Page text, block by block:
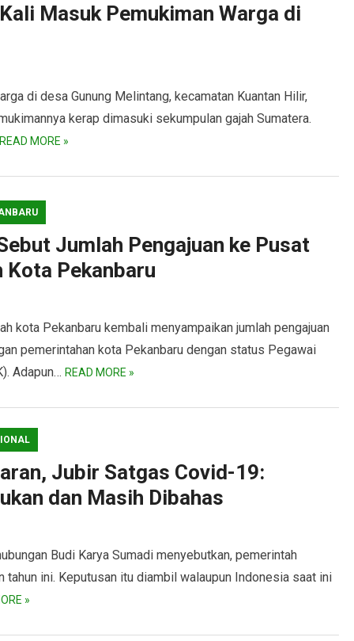
Masuk Pemukiman Warga di
di desa Gunung Melintang, kecamatan Kuantan Hilir,
kerap dimasuki sekumpulan gajah Sumatera.
READ MORE »
Jumlah Pengajuan ke Pusat
Kota Pekanbaru
kota Pekanbaru kembali menyampaikan jumlah pengajuan
pemerintahan kota Pekanbaru dengan status Pegawai
Adapun… READ MORE »
Jubir Satgas Covid-19:
dan Masih Dibahas
Budi Karya Sumadi menyebutkan, pemerintah
ini. Keputusan itu diambil walaupun Indonesia saat ini
»